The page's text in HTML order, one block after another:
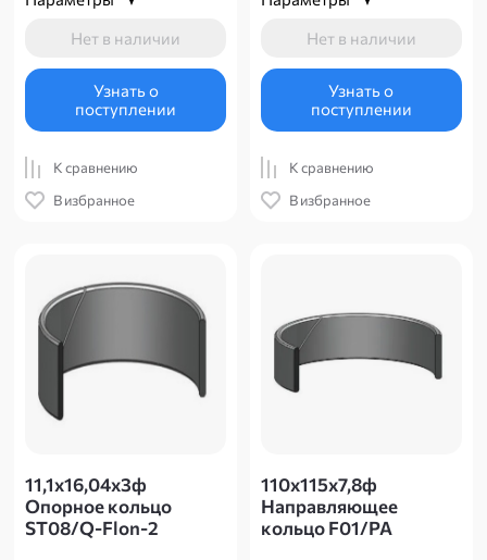
Нет в наличии
Узнать о
поступлении
К сравнению
В избранное
Нет в наличии
Узнать о
поступлении
К сравнению
В избранное
11,1х16,04х3ф
Опорное кольцо
ST08/Q-Flon-2
110х115х7,8ф
Направляющее
кольцо F01/PA